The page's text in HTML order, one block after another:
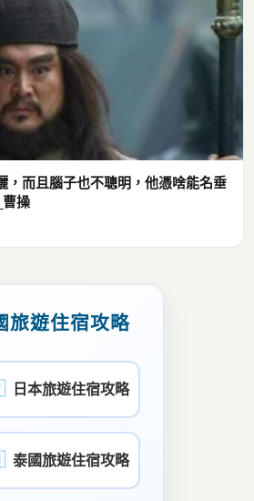
，而且腦子也不聰明，他憑啥能名垂
操
旅遊住宿攻略
日本旅遊住宿攻略
泰國旅遊住宿攻略